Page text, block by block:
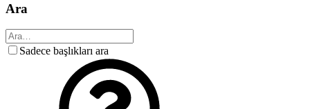
Ara
Sadece başlıkları ara